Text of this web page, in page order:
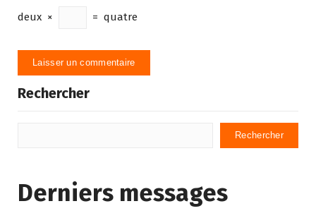
deux × = quatre
Rechercher
Rechercher
Derniers messages